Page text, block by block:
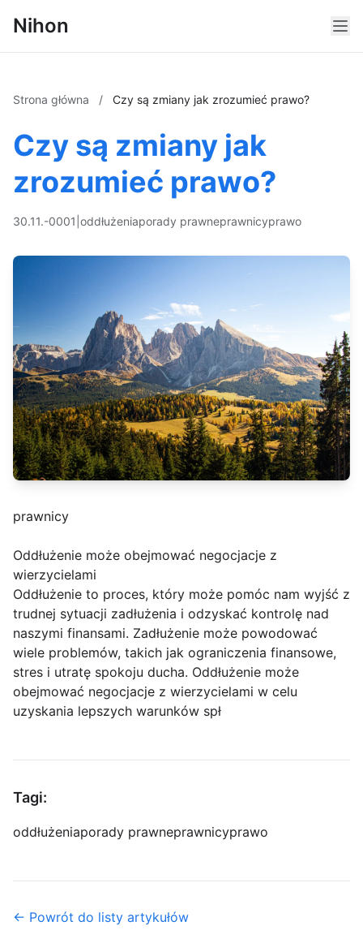
Nihon
Strona główna / Czy są zmiany jak zrozumieć prawo?
Czy są zmiany jak
zrozumieć prawo?
30.11.-0001 oddłużeniaporady prawneprawnicyprawo
prawnicy
Oddłużenie może obejmować negocjacje z
wierzycielami
Oddłużenie to proces, który może pomóc nam wyjść z
trudnej sytuacji zadłużenia i odzyskać kontrolę nad
naszymi finansami. Zadłużenie może powodować
wiele problemów, takich jak ograniczenia finansowe,
stres i utratę spokoju ducha. Oddłużenie może
obejmować negocjacje z wierzycielami w celu
uzyskania lepszych warunków spł
Tagi:
oddłużeniaporady prawneprawnicyprawo
← Powrót do listy artykułów